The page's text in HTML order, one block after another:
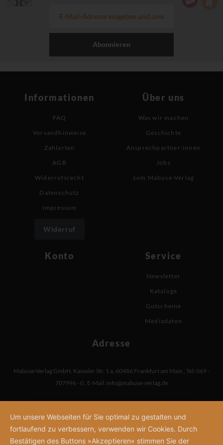
Abonnieren
Informationen
FAQ
Versandhinweise
Zahlarten
AGB
Widerrufsrecht
Datenschutz
Impressum
Widerruf
Über uns
Was wir machen
Geschichte
Ansprechpartner:innen
Jobs
zum Mabuse-Verlag
Konto Service
Newsletter
Kataloge
Gutscheine
Mediadaten
Adresse
Mabuse-Verlag GmbH, Kasseler Str. 1 a, 60486 Frankfurt am Main , Tel: 069 -
707996 - 0 , E-Mail: info@mabuse-verlag.de
Um unsere Webseiten für Sie optimal zu gestalten und
fortlaufend zu verbessern, verwenden wir Cookies. Durch
Bestätigen des Buttons »Akzeptieren« stimmen Sie der